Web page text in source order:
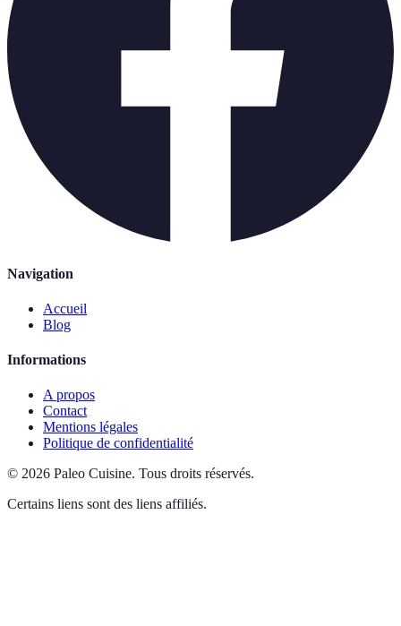
Navigation
Accueil
Blog
Informations
A propos
Contact
Mentions légales
Politique de confidentialité
© 2026 Paleo Cuisine. Tous droits réservés.
Certains liens sont des liens affiliés.